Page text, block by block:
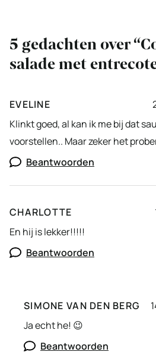
5 gedachten over
salade met
EVELINE
Klinkt goed, al kan ik me bij dat
voorstellen.. Maar zeker het
Beantwoorden
CHARLOTTE
En hij is lekker!!!!!
Beantwoorden
SIMONE VAN DEN BERG
Ja echt he! 😉
Beantwoorden